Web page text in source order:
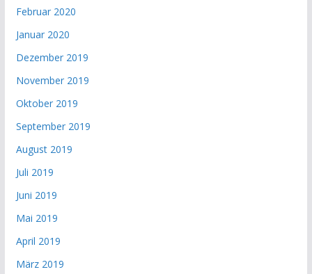
Februar 2020
Januar 2020
Dezember 2019
November 2019
Oktober 2019
September 2019
August 2019
Juli 2019
Juni 2019
Mai 2019
April 2019
März 2019